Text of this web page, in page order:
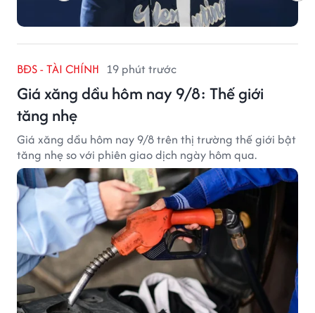
BĐS - TÀI CHÍNH 19 phút trước
Giá xăng dầu hôm nay 9/8: Thế giới
tăng nhẹ
Giá xăng dầu hôm nay 9/8 trên thị trường thế giới bật
tăng nhẹ so với phiên giao dịch ngày hôm qua.